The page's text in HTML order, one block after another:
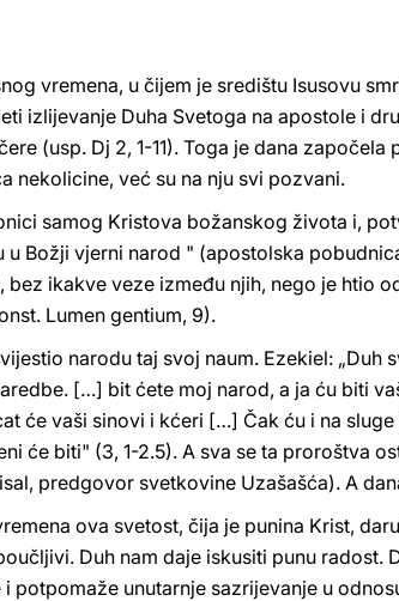
vremena, u čijem je središtu Isusovu
izlijevanje Duha Svetoga na apostole i
(usp. Dj 2, 1-11). Toga je dana
nekolicine, već su na nju svi pozvani.
samog Kristova božanskog života i,
Božji vjerni narod " (apostolska
ikakve veze između njih, nego je htio
Lumen gentium, 9).
narodu taj svoj naum. Ezekiel: „Duh
[…] bit ćete moj narod, a ja ću biti
će vaši sinovi i kćeri […] Čak ću i na
će biti" (3, 1-2.5). A sva se ta proroštva
predgovor svetkovine Uzašašća). A
ova svetost, čija je punina Krist,
Duh nam daje iskusiti punu radost.
potpomaže unutarnje sazrijevanje u